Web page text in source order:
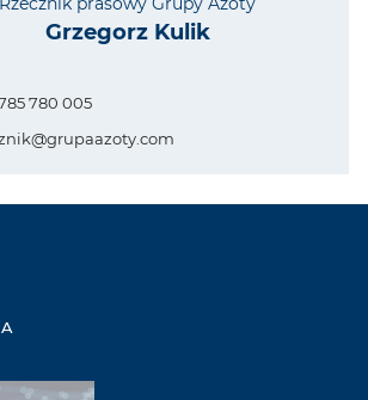
Grzegorz Kulik
780 005